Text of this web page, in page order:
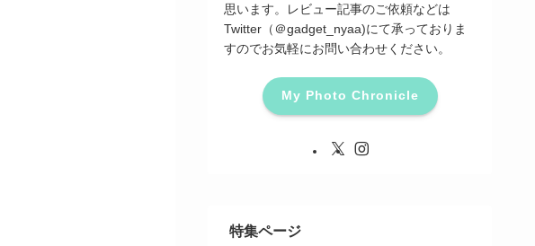
思います。レビュー記事のご依頼などは
Twitter（＠gadget_nyaa)にて承っておりま
すのでお気軽にお問い合わせください。
My Photo Chronicle
特集ページ